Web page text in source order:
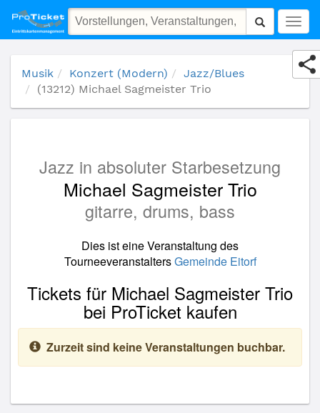
(13212) Michael Sagmeister Trio
Musik Konzert (Modern)
Jazz/Blues
(13212) Michael Sagmeister Trio
Jazz in absoluter Starbesetzung
Michael Sagmeister Trio
gitarre, drums, bass
Dies ist eine Veranstaltung des
TourneeveranstaltersGemeinde Eitorf
Tickets für Michael Sagmeister Trio
bei ProTicket kaufen
Zurzeit sind keine Veranstaltungen buchbar.